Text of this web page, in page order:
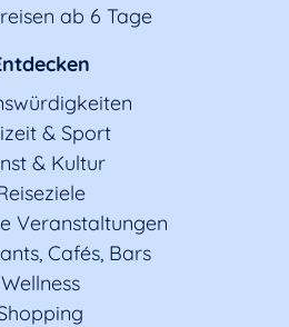
ab 6 Tage
& Sport
& Kultur
Veranstaltungen
Cafés, Bars
Wellness